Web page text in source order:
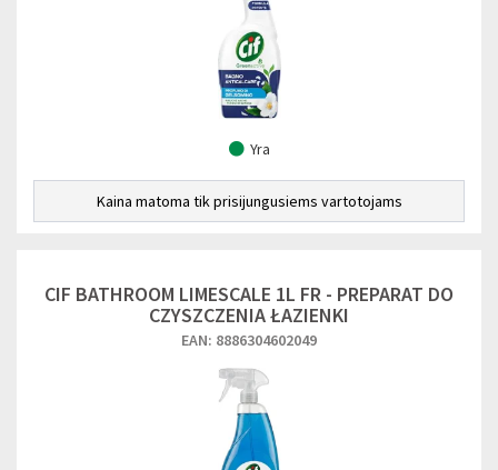
Yra
Kaina matoma tik prisijungusiems vartotojams
CIF BATHROOM LIMESCALE 1L FR - PREPARAT DO
CZYSZCZENIA ŁAZIENKI
EAN: 8886304602049